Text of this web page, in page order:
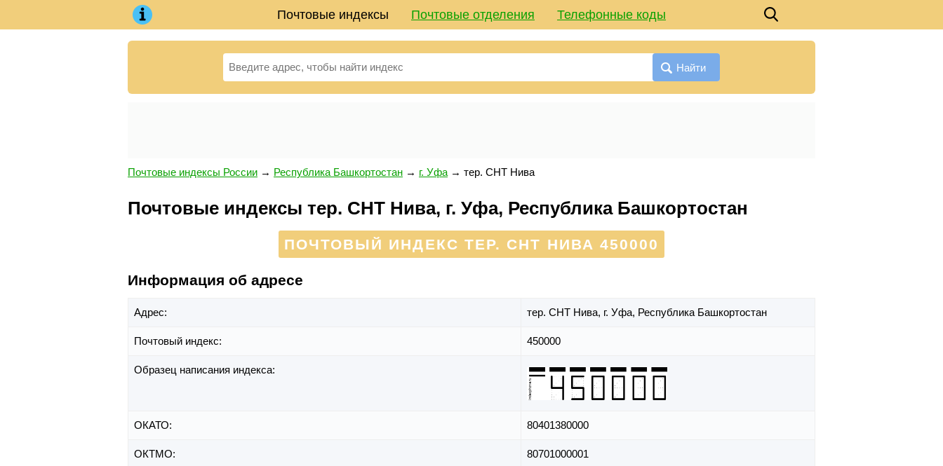
Почтовые индексы Почтовые отделения Телефонные коды
Найти
Почтовые индексы России → Республика Башкортостан → г. Уфа → тер. СНТ Нива
Почтовые индексы тер. СНТ Нива, г. Уфа, Республика Башкортостан
ПОЧТОВЫЙ ИНДЕКС ТЕР. СНТ НИВА 450000
Информация об адресе
Адрес: тер. СНТ Нива, г. Уфа, Республика Башкортостан
Почтовый индекс: 450000
Образец написания индекса:
ОКАТО: 80401380000
ОКТМО: 80701000001